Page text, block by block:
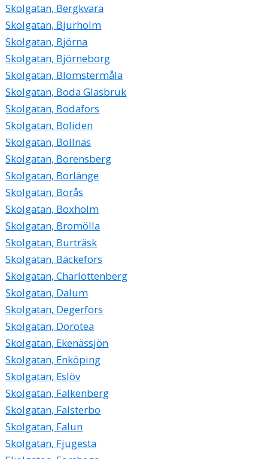
Skolgatan, Bergkvara
Skolgatan, Bjurholm
Skolgatan, Björna
Skolgatan, Björneborg
Skolgatan, Blomstermåla
Skolgatan, Boda Glasbruk
Skolgatan, Bodafors
Skolgatan, Boliden
Skolgatan, Bollnäs
Skolgatan, Borensberg
Skolgatan, Borlänge
Skolgatan, Borås
Skolgatan, Boxholm
Skolgatan, Bromölla
Skolgatan, Burträsk
Skolgatan, Bäckefors
Skolgatan, Charlottenberg
Skolgatan, Dalum
Skolgatan, Degerfors
Skolgatan, Dorotea
Skolgatan, Ekenässjön
Skolgatan, Enköping
Skolgatan, Eslöv
Skolgatan, Falkenberg
Skolgatan, Falsterbo
Skolgatan, Falun
Skolgatan, Fjugesta